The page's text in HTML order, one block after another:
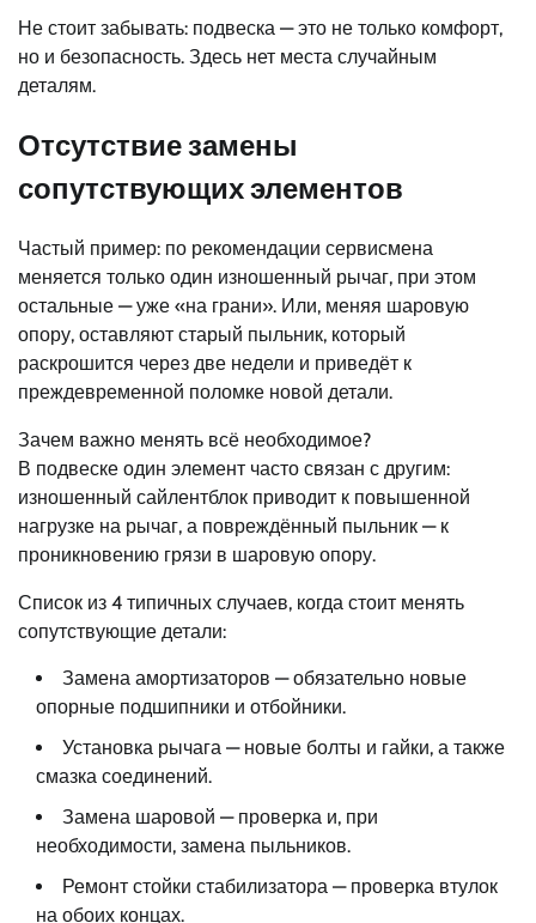
Не стоит забывать: подвеска — это не только комфорт,
но и безопасность. Здесь нет места случайным
деталям.
Отсутствие замены
сопутствующих элементов
Частый пример: по рекомендации сервисмена
меняется только один изношенный рычаг, при этом
остальные — уже «на грани». Или, меняя шаровую
опору, оставляют старый пыльник, который
раскрошится через две недели и приведёт к
преждевременной поломке новой детали.
Зачем важно менять всё необходимое?
В подвеске один элемент часто связан с другим:
изношенный сайлентблок приводит к повышенной
нагрузке на рычаг, а повреждённый пыльник — к
проникновению грязи в шаровую опору.
Список из 4 типичных случаев, когда стоит менять
сопутствующие детали:
Замена амортизаторов — обязательно новые
опорные подшипники и отбойники.
Установка рычага — новые болты и гайки, а также
смазка соединений.
Замена шаровой — проверка и, при
необходимости, замена пыльников.
Ремонт стойки стабилизатора — проверка втулок
на обоих концах.